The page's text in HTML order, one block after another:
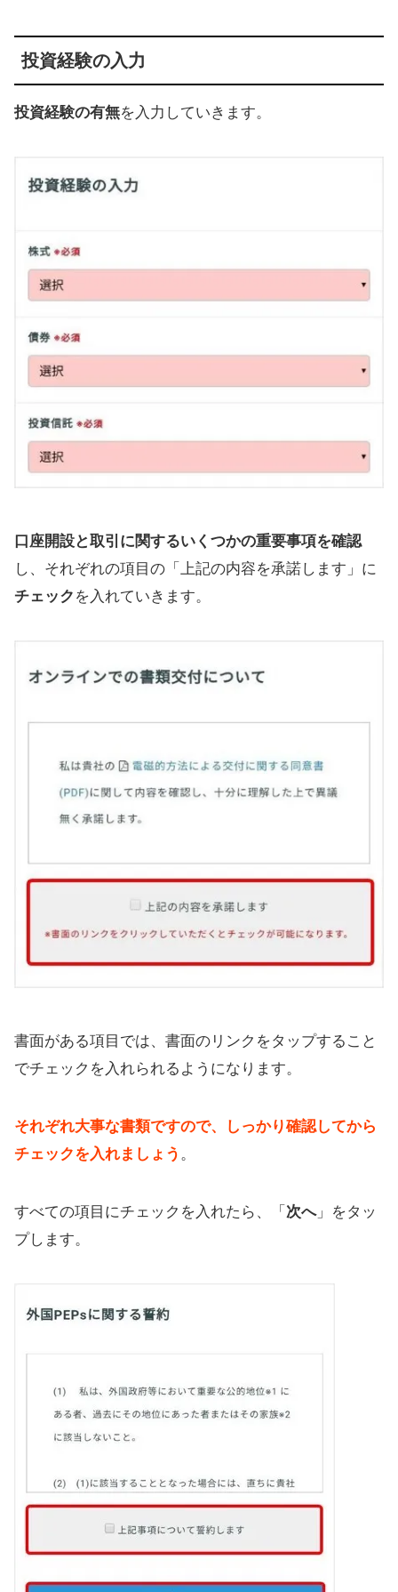
投資経験の入力
投資経験の有無を入力していきます。
口座開設と取引に関するいくつかの重要事項を確認
し、それぞれの項目の「上記の内容を承諾します」に
チェック を入れていきます。
書面がある項目では、書面のリンクをタップすること
でチェックを入れられるようになります。
それぞれ大事な書類ですので、しっかり確認してから
チェックを入れましょう 。
すべての項目にチェックを入れたら、「 次へ」をタッ
プします。